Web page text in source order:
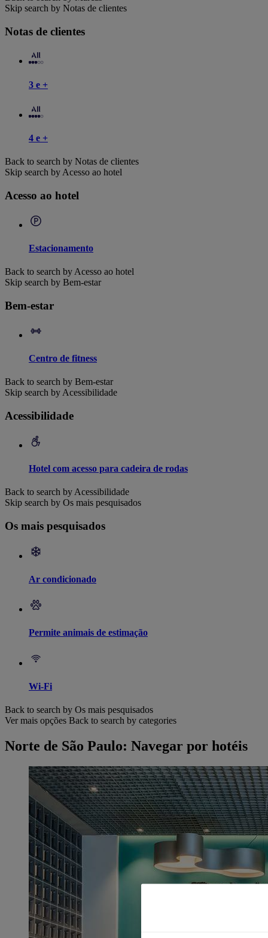
Skip search by Notas de clientes
Notas de clientes
3 e +
4 e +
Back to search by Notas de clientes
Skip search by Acesso ao hotel
Acesso ao hotel
Estacionamento
Back to search by Acesso ao hotel
Skip search by Bem-estar
Bem-estar
Centro de fitness
Back to search by Bem-estar
Skip search by Acessibilidade
Acessibilidade
Hotel com acesso para cadeira de rodas
Back to search by Acessibilidade
Skip search by Os mais pesquisados
Os mais pesquisados
Ar condicionado
Permite animais de estimação
Wi-Fi
Back to search by Os mais pesquisados
Ver mais opções Back to search by categories
Norte de São Paulo: Navegar por hotéis